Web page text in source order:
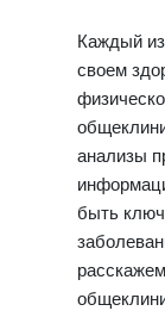
Каждый
своем
анализы
быть